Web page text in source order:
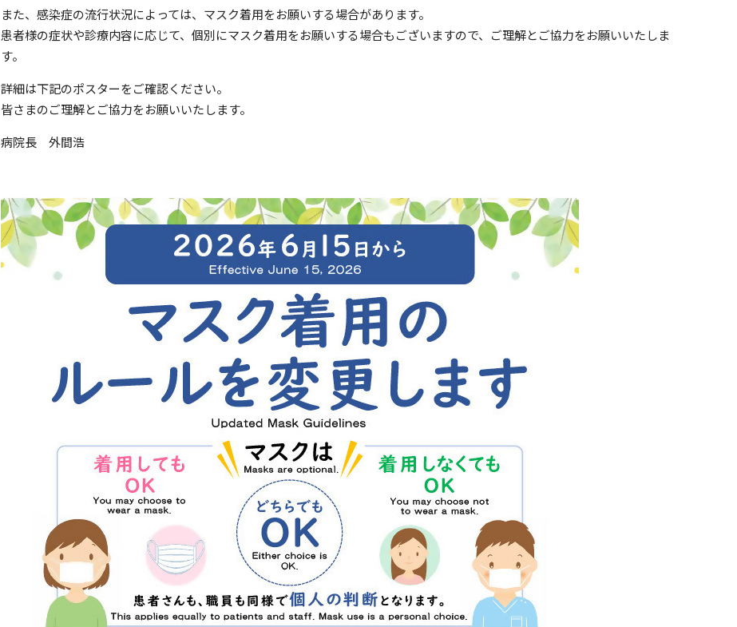
また、感染症の流行状況によっては、マスク着用をお願いする場合があります。
患者様の症状や診療内容に応じて、個別にマスク着用をお願いする場合もございますので、ご理解とご協力をお願いいたしま
す。
詳細は下記のポスターをご確認ください。
皆さまのご理解とご協力をお願いいたします。
病院長 外間浩